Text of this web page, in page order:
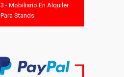
3.- Mobiliario En Alquiler
Para Stands